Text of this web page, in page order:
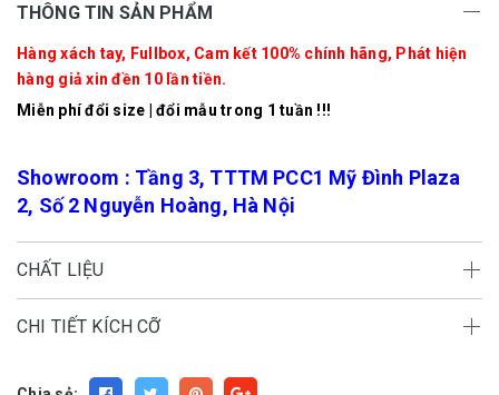
THÔNG TIN SẢN PHẨM
Hàng xách tay, Fullbox, Cam kết 100% chính hãng, Phát hiện
hàng giả xin đền 10 lần tiền.
Miễn phí đổi size | đổi mẫu trong 1 tuần !!!
Showroom : Tầng 3, TTTM PCC1 Mỹ Đình Plaza
2, Số 2 Nguyễn Hoàng, Hà Nội
CHẤT LIỆU
CHI TIẾT KÍCH CỠ